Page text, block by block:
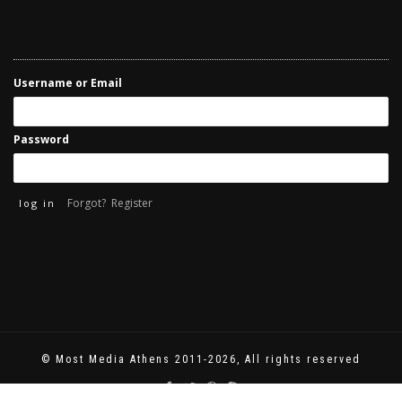
Username or Email
Password
Forgot? Register
© Most Media Athens 2011-2026, All rights reserved